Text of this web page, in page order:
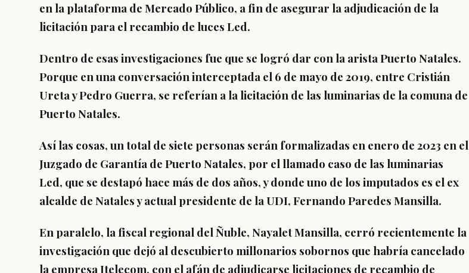
en la plataforma de Mercado Público, a fin de asegurar la adjudicación de la
licitación para el recambio de luces Led.
Dentro de esas investigaciones fue que se logró dar con la arista Puerto Natales.
Porque en una conversación interceptada el 6 de mayo de 2019, entre Cristián
Ureta y Pedro Guerra, se referían a la licitación de las luminarias de la comuna de
Puerto Natales.
Así las cosas, un total de siete personas serán formalizadas en enero de 2023 en el
Juzgado de Garantía de Puerto Natales, por el llamado caso de las luminarias
Led, que se destapó hace más de dos años, y donde uno de los imputados es el ex
alcalde de Natales y actual presidente de la UDI, Fernando Paredes Mansilla.
En paralelo, la fiscal regional del Ñuble, Nayalet Mansilla, cerró recientemente la
investigación que dejó al descubierto millonarios sobornos que habría cancelado
la empresa Itelecom, con el afán de adjudicarse licitaciones de recambio de